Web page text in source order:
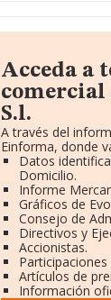
Acceda a
comercial
S.l.
A través del
Einforma, donde
Datos
Domicilio.
Informe
Gráficos de
Consejo de
Directivos y
Accionistas.
Artículos de
Información